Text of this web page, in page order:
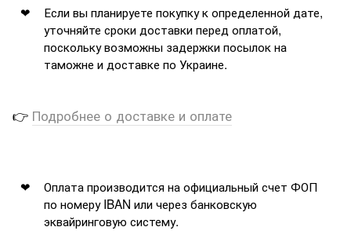
Если вы планируете покупку к определенной дате,
уточняйте сроки доставки перед оплатой,
поскольку возможны задержки посылок на
таможне и доставке по Украине.
👉 Подробнее о доставке и оплате
Оплата производится на официальный счет ФОП
по номеру IBAN или через банковскую
эквайринговую систему.